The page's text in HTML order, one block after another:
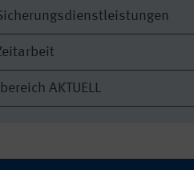
AKTUELL